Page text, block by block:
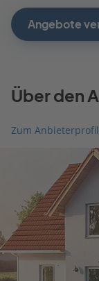
Angebote
Über den
Zum Anbieterprofil